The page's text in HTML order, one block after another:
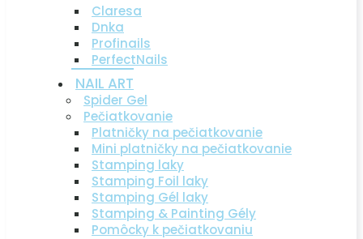
Claresa
Dnka
Profinails
PerfectNails
NAIL ART
Spider Gel
Pečiatkovanie
Platničky na pečiatkovanie
Mini platničky na pečiatkovanie
Stamping laky
Stamping Foil laky
Stamping Gél laky
Stamping & Painting Gély
Pomôcky k pečiatkovaniu